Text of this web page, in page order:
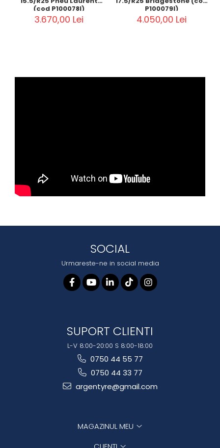
(cod P100078I)
3.670,00 Lei
P100079I)
4.050,00 Lei
SOCIAL
Urmareste-ne in social media
SUPORT CLIENTI
L-V 8:00-20:00 S 8:00-18:00
0750 44 55 77
0750 44 33 77
argentyre@gmail.com
MAGAZINUL MEU